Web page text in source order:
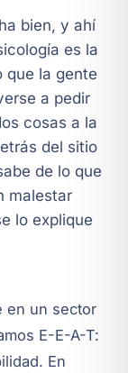
bien, y ahí
es la
que la gente
a pedir
cosas a la
del sitio
de lo que
malestar
lo explique
en un sector
E-E-A-T:
En